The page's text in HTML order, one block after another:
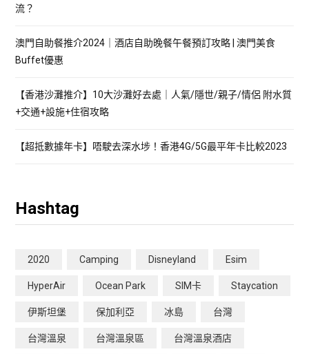
流？
澳門自助餐推介2024｜酒店自助晚餐午餐預訂攻略 | 澳門美食
Buffet優惠
【香港沙灘推介】10大沙灘好去處｜人氣/隱世/親子/情侶 附水質
+交通+設施+住宿攻略
【超抵數據年卡】唔駛去深水埗！香港4G/5G最平年卡比較2023
Hashtag
2020 Camping Disneyland Esim
HyperAir Ocean Park SIM卡 Staycation
伊斯坦堡 保加利亞 冰島 台灣
台灣溫泉 台灣溫泉區 台灣溫泉酒店